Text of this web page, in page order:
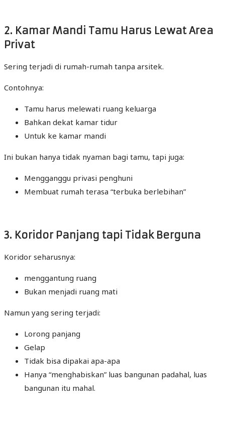
2. Kamar Mandi Tamu Harus Lewat Area
Privat
Sering terjadi di rumah-rumah tanpa arsitek.
Contohnya:
Tamu harus melewati ruang keluarga
Bahkan dekat kamar tidur
Untuk ke kamar mandi
Ini bukan hanya tidak nyaman bagi tamu, tapi juga:
Mengganggu privasi penghuni
Membuat rumah terasa “terbuka berlebihan”
3. Koridor Panjang tapi Tidak Berguna
Koridor seharusnya:
menggantung ruang
Bukan menjadi ruang mati
Namun yang sering terjadi:
Lorong panjang
Gelap
Tidak bisa dipakai apa-apa
Hanya “menghabiskan” luas bangunan padahal, luas
bangunan itu mahal.